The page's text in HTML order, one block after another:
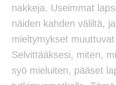
nakkeja. Useimmat
näiden kahden väliltä,
mieltymykset
Selvittääksesi, miten,
syö mieluiten, pääset